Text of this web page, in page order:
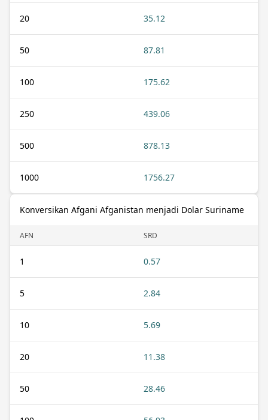
20 35.12
50 87.81
100 175.62
250 439.06
500 878.13
1000 1756.27
Konversikan Afgani Afganistan menjadi Dolar Suriname
AFN SRD
1 0.57
5 2.84
10 5.69
20 11.38
50 28.46